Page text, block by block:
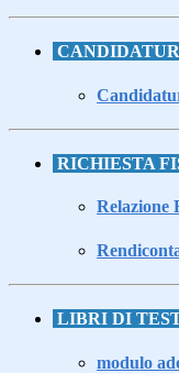
RICHIESTA
Relazione
LIBRI DI
modulo